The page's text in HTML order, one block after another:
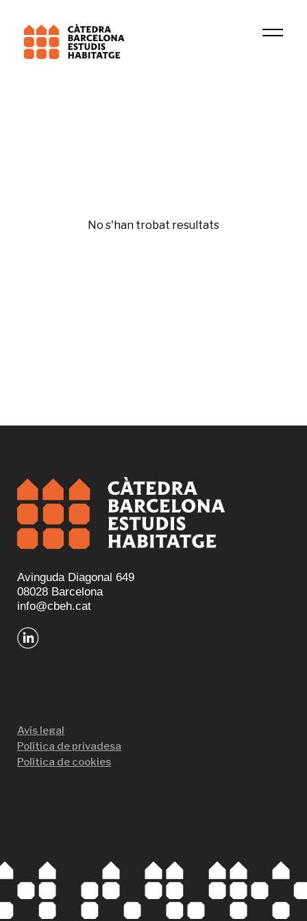
No s'han trobat resultats
Avinguda Diagonal 649
08028 Barcelona
info@cbeh.cat
Avís legal
Política de privadesa
Política de cookies